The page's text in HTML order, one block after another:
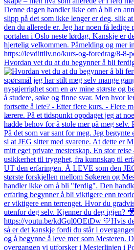
Hvordan vet du at du begynner å bli